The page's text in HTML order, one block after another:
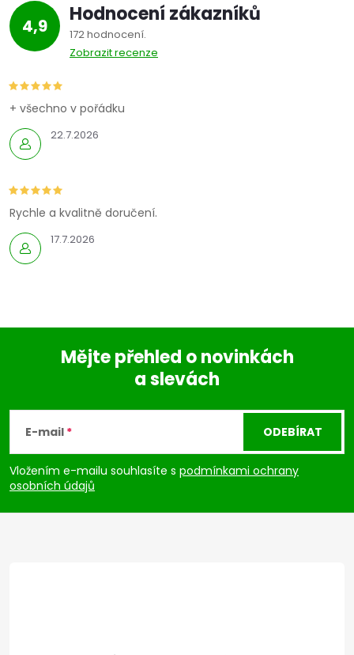
4,9 Hodnocení zákazníků
172 hodnocení
Zobrazit recenze
22.7.2026
+ všechno v pořádku
17.7.2026
Rychle a kvalitně doručení.
p
a
Mějte přehled o novinkách
a slevách
E-mail
Vložením e-mailu souhlasíte s podmínkami ochrany
osobních údajů
ODEBÍRAT